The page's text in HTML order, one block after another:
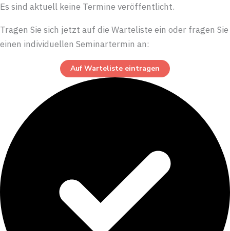
Es sind aktuell keine Termine veröffentlicht.
Tragen Sie sich jetzt auf die Warteliste ein oder fragen Sie
einen individuellen Seminartermin an:
Auf Warteliste eintragen